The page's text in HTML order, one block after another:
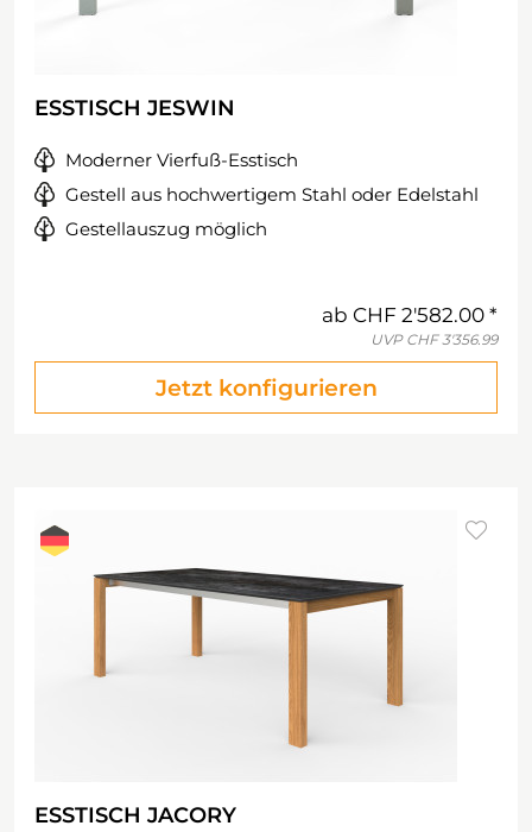
ESSTISCH JESWIN
Moderner Vierfuß-Esstisch
Gestell aus hochwertigem Stahl oder Edelstahl
Gestellauszug möglich
ab CHF 2'582.00
UVP CHF 3'356.99
Jetzt konfigurieren
ESSTISCH JACORY